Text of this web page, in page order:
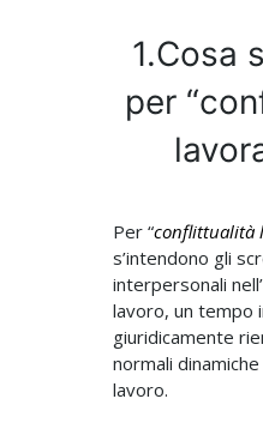
1.Cosa
per
Per “conflittualità
s’intendono gli
interpersonali
lavoro, un tempo
giuridicamente
normali
lavoro.